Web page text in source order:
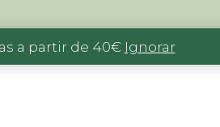
a partir de 40€ Ignorar